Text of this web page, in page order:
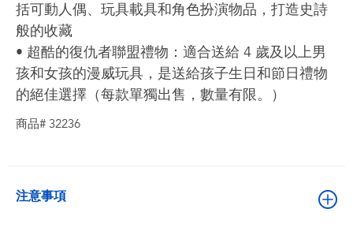
括可動人偶、玩具載具和角色扮演物品，打造史詩
般的收藏
• 超酷的復仇者聯盟禮物：適合送給 4 歲及以上男
孩和女孩的漫威玩具，是送給孩子生日和節日禮物
的絕佳選擇（每款單獨出售，數量有限。）
商品# 32236
注意事項